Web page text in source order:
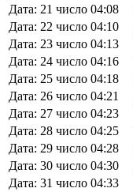
Дата: 21 число 04:08
Дата: 22 число 04:10
Дата: 23 число 04:13
Дата: 24 число 04:16
Дата: 25 число 04:18
Дата: 26 число 04:21
Дата: 27 число 04:23
Дата: 28 число 04:25
Дата: 29 число 04:28
Дата: 30 число 04:30
Дата: 31 число 04:33